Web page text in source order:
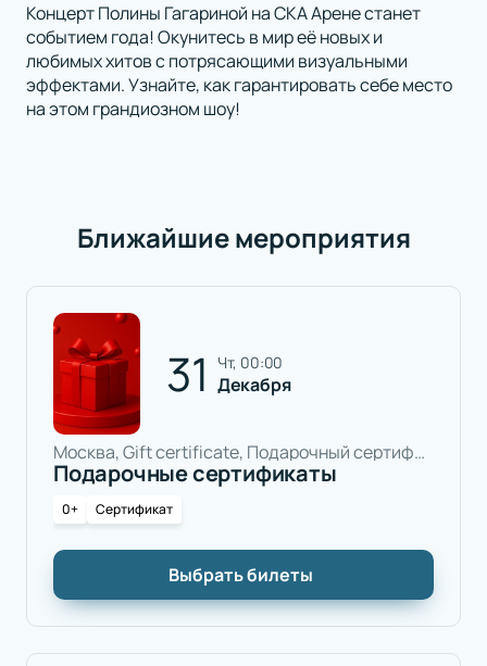
Концерт Полины Гагариной на СКА Арене станет
событием года! Окунитесь в мир её новых и
любимых хитов с потрясающими визуальными
эффектами. Узнайте, как гарантировать себе место
на этом грандиозном шоу!
Ближайшие мероприятия
31 чт, 00:00
Декабря
Москва, Gift certificate, Подарочный сертификат
Подарочные сертификаты
0+ Сертификат
Выбрать билеты